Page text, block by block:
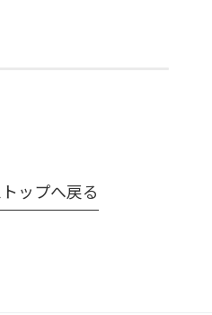
ップへ戻る